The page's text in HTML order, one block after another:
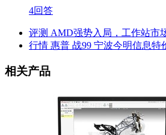
4回答
评测 AMD强势入局，工作站市
行情 惠普 战99 宁波今明信息特
相关产品